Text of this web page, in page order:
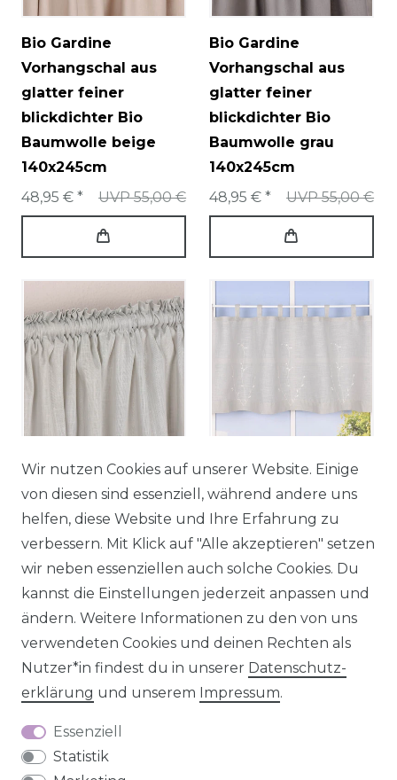
Bio Gardine
Vorhangschal aus
glatter feiner
blickdichter Bio
Baumwolle beige
140x245cm
UVP 55,00 €
48,95 € *
Bio Gardine
Vorhangschal aus
glatter feiner
blickdichter Bio
Baumwolle grau
140x245cm
UVP 55,00 €
48,95 € *
Bio Gardine
halbtransparenter
Vorhangschal aus Bio
Baumwolle
Leinenstruktur
hellgrau 140x245cm
UVP 45,00 €
36,95 € *
Bio Schlaufenbistro
Scheibengardine aus
Bio Baumwolle
Blätterstickerei
Leinenstruktur
halbtransparent
hellgrau 150x50cm
UVP 28,95 €
24,95 € *
Wir nutzen Cookies auf unserer Website. Einige
von diesen sind essenziell, während andere uns
helfen, diese Website und Ihre Erfahrung zu
verbessern. Mit Klick auf "Alle akzeptieren" setzen
wir neben essenziellen auch solche Cookies. Du
kannst die Einstellungen jederzeit anpassen und
ändern. Weitere Informationen zu den von uns
verwendeten Cookies und deinen Rechten als
Nutzer*in findest du in unserer Daten­schutz­
erklärung und unserem Impressum.
Essenziell
Statistik